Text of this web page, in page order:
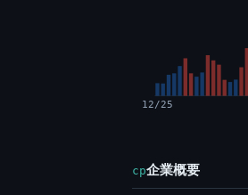
12/25
cp企業概要